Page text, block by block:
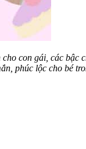
con gái, các
phúc lộc cho bé